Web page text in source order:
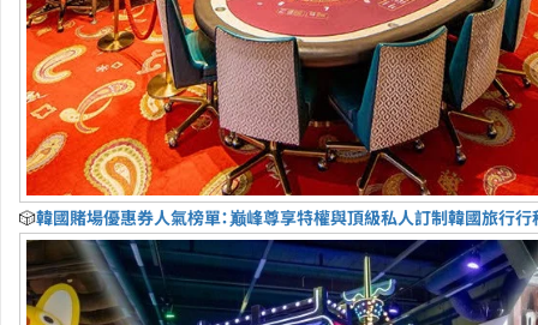
🎲韓國賭場優惠券人氣榜單：巅峰尊享特權與頂級私人訂制韓國旅行行